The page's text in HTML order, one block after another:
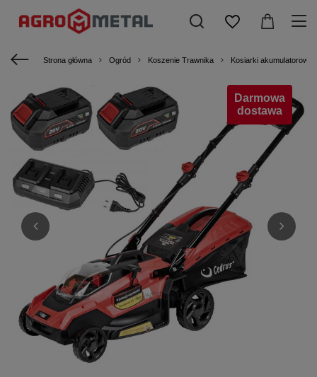
Strona główna Ogród Koszenie Trawnika Kosiarki akumulatorowe
Darmowa
dostawa